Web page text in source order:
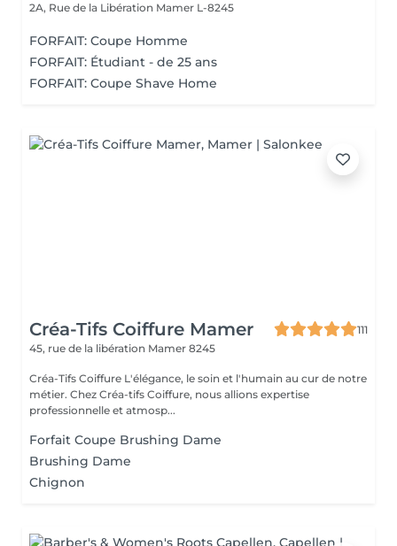
2A, Rue de la Libération Mamer L-8245
FORFAIT: Coupe Homme
FORFAIT: Étudiant - de 25 ans
FORFAIT: Coupe Shave Home
Créa-Tifs Coiffure Mamer
111
45, rue de la libération Mamer 8245
Créa-Tifs Coiffure L'élégance, le soin et l'humain au cur de notre
métier. Chez Créa-tifs Coiffure, nous allions expertise
professionnelle et atmosp...
Forfait Coupe Brushing Dame
Brushing Dame
Chignon